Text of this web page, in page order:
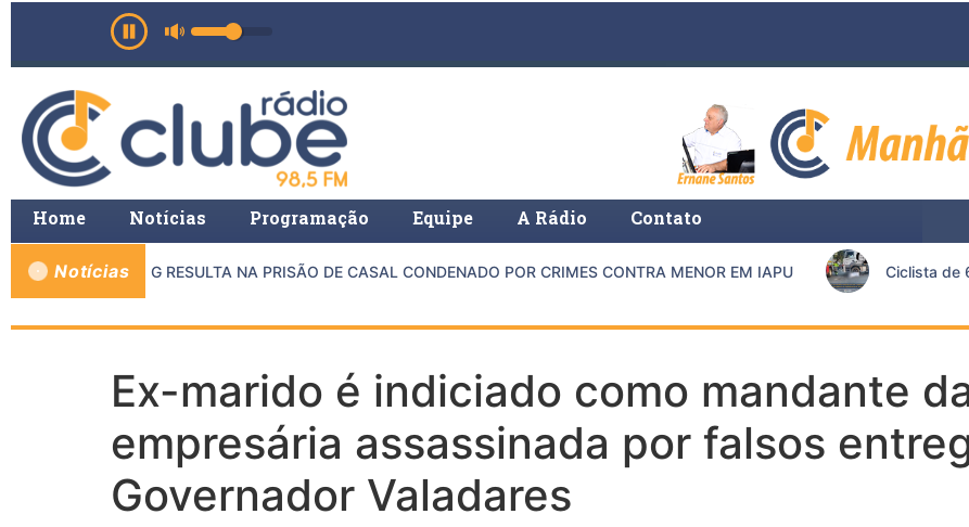
Home Notícias Programação Equipe A Rádio Contato
Notícias
MP E PMMG RESULTA NA PRISÃO DE CASAL CONDENADO POR CRIMES CONTRA MENOR EM IAPU Ciclista de 67
Ex-marido é indiciado como mandante
empresária assassinada por falsos
Governador Valadares